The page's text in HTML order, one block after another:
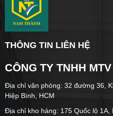
THÔNG TIN LIÊN HỆ
CÔNG TY TNHH
Địa chỉ văn phòng: 32 đường 36,
Hiệp Bình, HCM
Địa chỉ kho hàng: 175 Quốc lộ 1A,